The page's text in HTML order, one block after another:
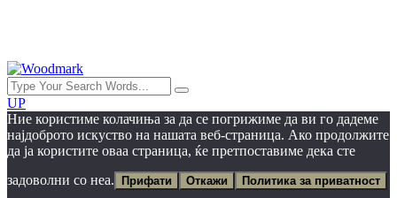
UP
Ние користиме колачиња за да се погрижиме да ви го дадеме
најдоброто искуство на нашата веб-страница. Ако продолжите
да ја користите оваа страница, ќе претпоставиме дека сте
задоволни со неа.
Прифати Откажи Политика за приватност